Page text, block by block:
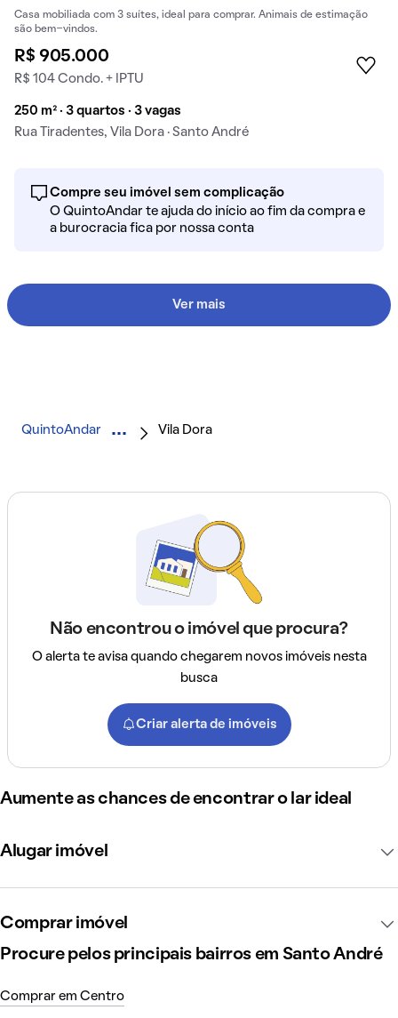
Casa mobiliada com 3 suítes, ideal para comprar. Animais de estimação
são bem-vindos.
R$ 905.000
R$ 104 Condo. + IPTU
250 m² · 3 quartos · 3 vagas
Rua Tiradentes, Vila Dora · Santo André
Compre seu imóvel sem complicação
O QuintoAndar te ajuda do início ao fim da compra e
a burocracia fica por nossa conta
Ver mais
QuintoAndar Vila Dora
Não encontrou o imóvel que procura?
O alerta te avisa quando chegarem novos imóveis nesta
busca
Criar alerta de imóveis
Aumente as chances de encontrar o lar ideal
Alugar imóvel
Comprar imóvel
Procure pelos principais bairros em Santo André
Comprar em Centro